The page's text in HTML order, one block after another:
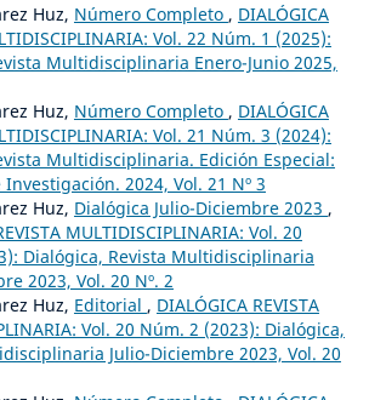
Huz, Número Completo , DIALÓGICA
Vol. 22 Núm. 1 (2025):
Multidisciplinaria Enero-Junio 2025,
Huz, Número Completo , DIALÓGICA
Vol. 21 Núm. 3 (2024):
Multidisciplinaria. Edición Especial:
Investigación. 2024, Vol. 21 Nº 3
Huz, Dialógica Julio-Diciembre 2023 ,
MULTIDISCIPLINARIA: Vol. 20
Dialógica, Revista Multidisciplinaria
2023, Vol. 20 Nº. 2
Huz, Editorial , DIALÓGICA REVISTA
Vol. 20 Núm. 2 (2023): Dialógica,
Julio-Diciembre 2023, Vol. 20